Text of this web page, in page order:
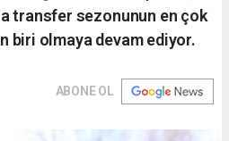
transfer sezonunun en çok
biri olmaya devam ediyor.
ABONE OL